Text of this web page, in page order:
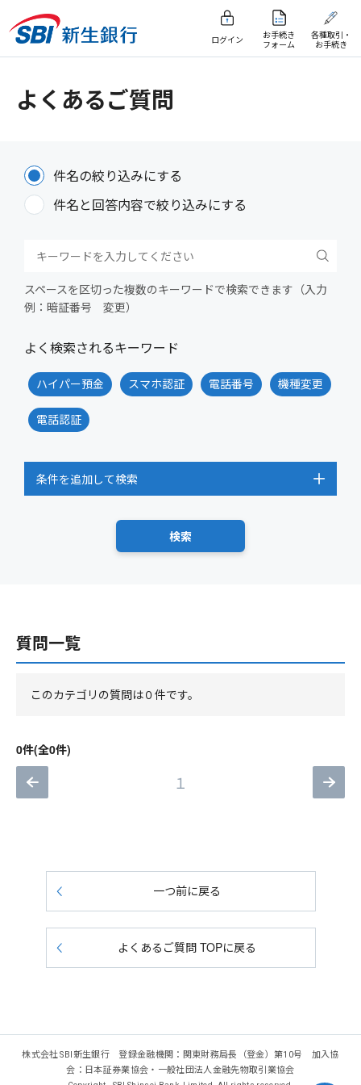
ログイン
お手続き
フォーム
各種取引・
お手続き
よくあるご質問
件名の絞り込みにする
件名と回答内容で絞り込みにする
スペースを区切った複数のキーワードで検索できます（入力
例：暗証番号 変更）
よく検索されるキーワード
ハイパー預金 スマホ認証 電話番号 機種変更
電話認証
条件を追加して検索
質問一覧
このカテゴリの質問は０件です。
0件(全0件)
１
一つ前に戻る
よくあるご質問 TOPに戻る
株式会社SBI新生銀行 登録金融機関：関東財務局長（登金）第10号 加入協
会：日本証券業協会・一般社団法人金融先物取引業協会